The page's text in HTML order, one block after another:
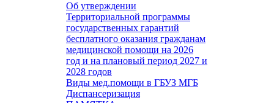
Об утверждении
Территориальной программы
государственных гарантий
бесплатного оказания гражданам
медицинской помощи на 2026
год и на плановый период 2027 и
2028 годов
Виды мед.помощи в ГБУЗ МГБ
Диспансеризация